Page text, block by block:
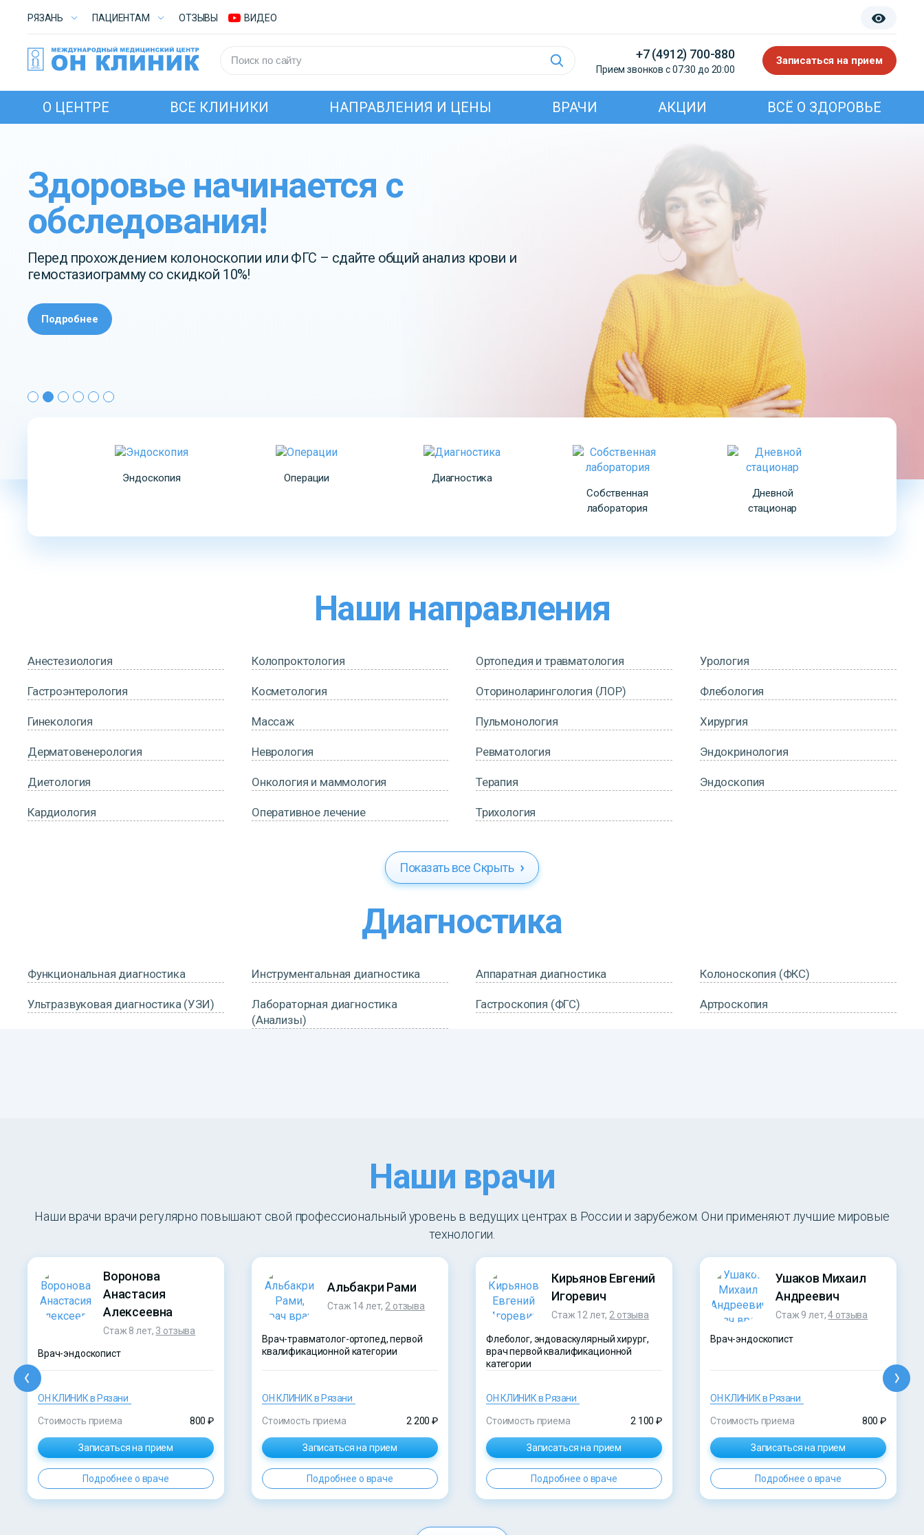
РЯЗАНЬ ПАЦИЕНТАМ ОТЗЫВЫ ВИДЕО
+7 (4912) 700-880
Прием звонков с 07:30 до 20:00
Записаться на прием
О ЦЕНТРЕ ВСЕ КЛИНИКИ НАПРАВЛЕНИЯ И ЦЕНЫ ВРАЧИ АКЦИИ ВСЁ О ЗДОРОВЬЕ
Здоровье начинается с
обследования!
Перед прохождением колоноскопии или ФГС – сдайте общий анализ крови и
гемостазиограмму со скидкой 10%!
Подробнее
Эндоскопия Операции
Диагностика
Собственная
лаборатория
Дневной
стационар
Наши направления
Анестезиология
Гастроэнтерология
Гинекология
Дерматовенерология
Диетология
Кардиология
Колопроктология
Косметология
Массаж
Неврология
Онкология и маммология
Оперативное лечение
Ортопедия и травматология
Оториноларингология (ЛОР)
Пульмонология
Ревматология
Терапия
Трихология
Урология
Флебология
Хирургия
Эндокринология
Эндоскопия
Показать все Скрыть
Диагностика
Функциональная диагностика
Ультразвуковая диагностика (УЗИ)
Инструментальная диагностика
Лабораторная диагностика
(Анализы)
Аппаратная диагностика
Гастроскопия (ФГС)
Колоноскопия (ФКС)
Артроскопия
Наши врачи
Наши врачи врачи регулярно повышают свой профессиональный уровень в ведущих центрах в России и зарубежом. Они применяют лучшие мировые
технологии.
Воронова
Анастасия
Алексеевна
Стаж 8 лет, 3 отзыва
Врач-эндоскопист
ОН КЛИНИК в Рязани
Стоимость приема 800 ₽
Записаться на прием
Подробнее о враче
Альбакри Рами
Стаж 14 лет, 2 отзыва
Врач-травматолог-ортопед, первой
квалификационной категории
ОН КЛИНИК в Рязани
Стоимость приема 2 200 ₽
Записаться на прием
Подробнее о враче
Кирьянов Евгений
Игоревич
Стаж 12 лет, 2 отзыва
Флеболог, эндоваскулярный хирург,
врач первой квалификационной
категории
ОН КЛИНИК в Рязани
Стоимость приема 2 100 ₽
Записаться на прием
Подробнее о враче
Ушаков Михаил
Андреевич
Стаж 9 лет,4 отзыва
Врач-эндоскопист
ОН КЛИНИК в Рязани
Стоимость приема 800 ₽
Записаться на прием
Подробнее о враче